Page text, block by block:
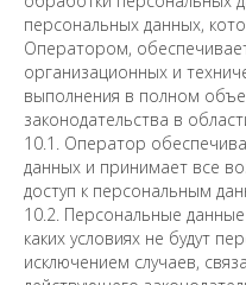
персональных данных,
Оператором,
организационных и
выполнения в полном
законодательства в
10.1. Оператор
данных и принимает все
доступ к персональным
10.2. Персональные
каких условиях не будут
исключением случаев,